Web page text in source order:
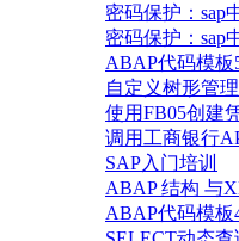
密码保护：sap
密码保护：sap
ABAP代码模板
自定义树形管
使用FB05创建
调用工商银行
SAP入门培训
ABAP 结构 与
ABAP代码模